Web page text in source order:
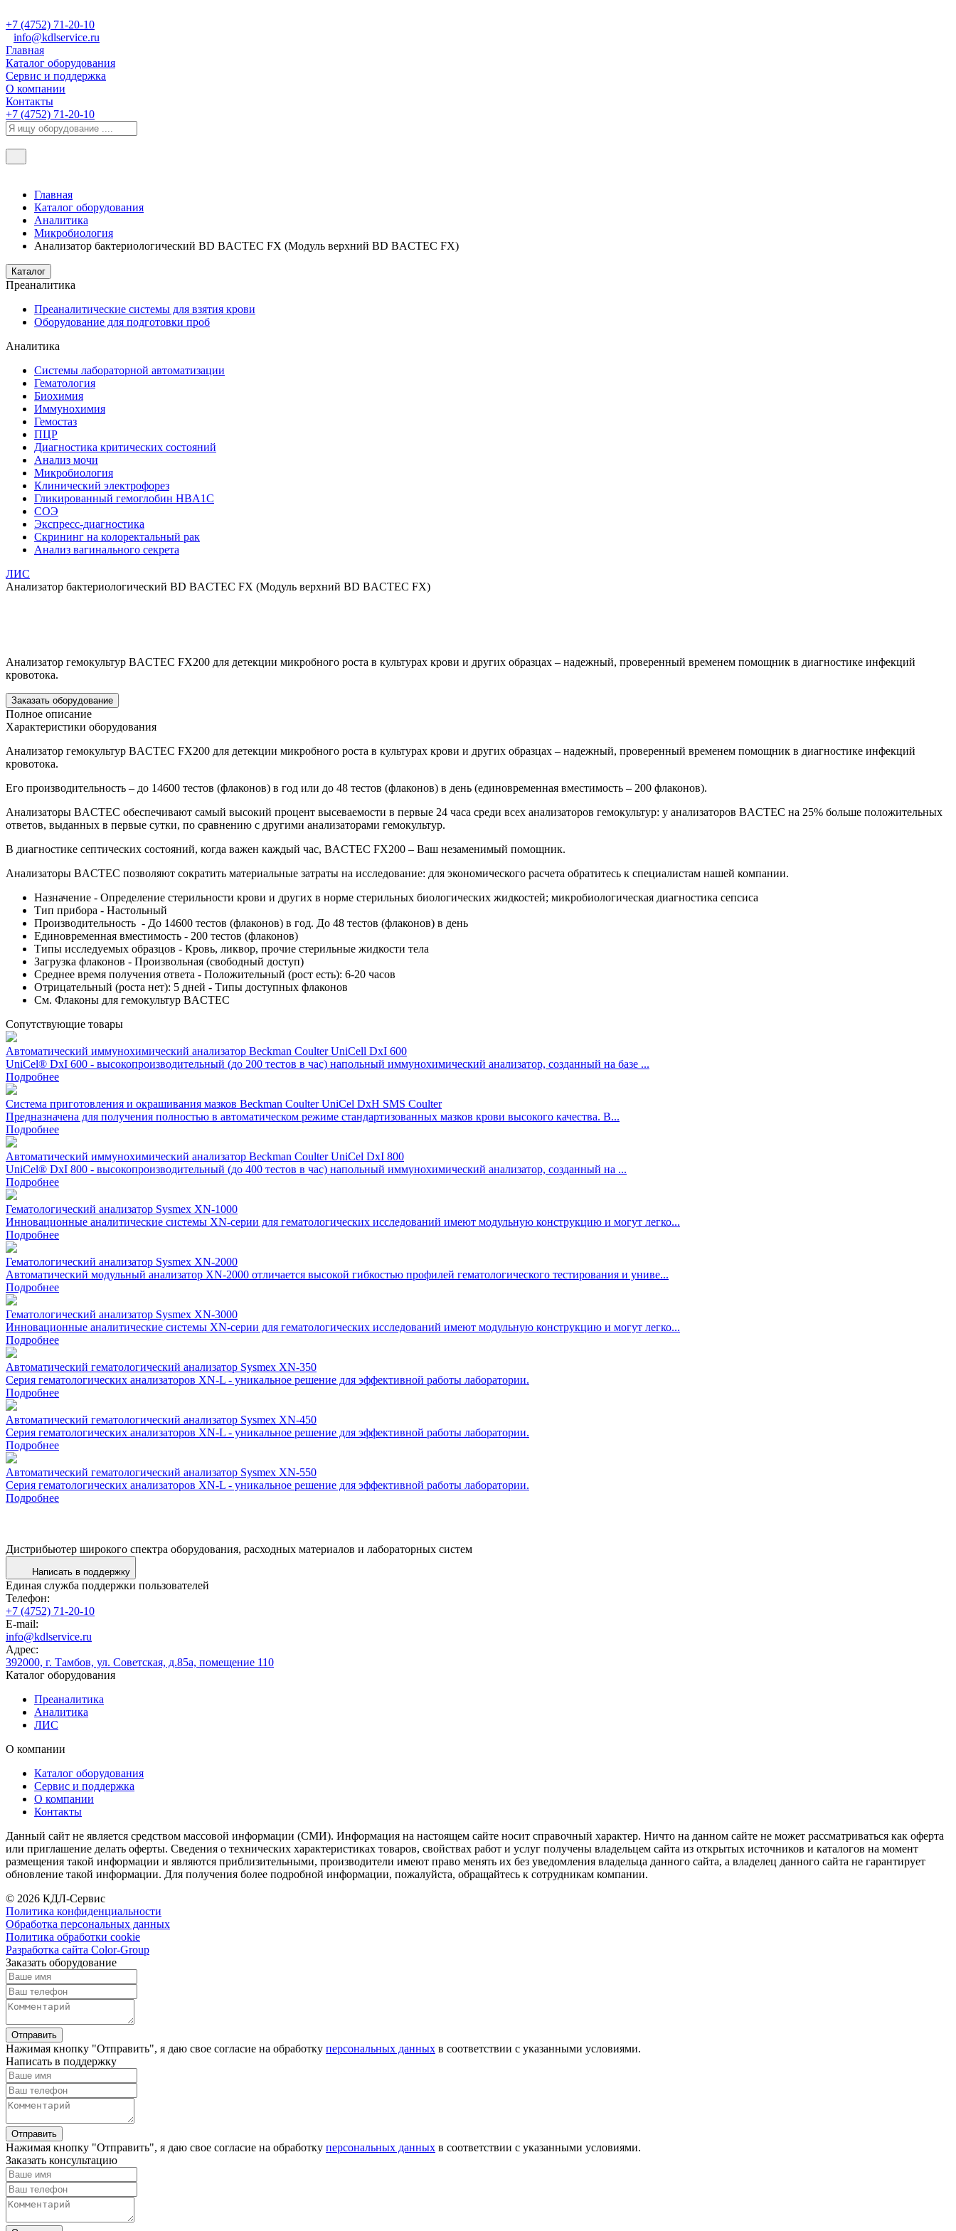
+7 (4752) 71-20-10
info@kdlservice.ru
Главная
Каталог оборудования
Сервис и поддержка
О компании
Контакты
+7 (4752) 71-20-10
Главная
Каталог оборудования
Аналитика
Микробиология
Анализатор бактериологический BD BACTEC FX (Модуль верхний BD BACTEC FX)
Каталог
Преаналитика
Преаналитические системы для взятия крови
Оборудование для подготовки проб
Аналитика
Системы лабораторной автоматизации
Гематология
Биохимия
Иммунохимия
Гемостаз
ПЦР
Диагностика критических состояний
Анализ мочи
Микробиология
Клинический электрофорез
Гликированный гемоглобин HBA1C
СОЭ
Экспресс-диагностика
Скрининг на колоректальный рак
Анализ вагинального секрета
ЛИС
Анализатор бактериологический BD BACTEC FX (Модуль верхний BD BACTEC FX)
Анализатор гемокультур BACTEC FX200 для детекции микробного роста в культурах крови и других образцах – надежный, проверенный временем помощник в диагностике инфекций
кровотока.
Заказать оборудование
Полное описание
Характеристики оборудования
Анализатор гемокультур BACTEC FX200 для детекции микробного роста в культурах крови и других образцах – надежный, проверенный временем помощник в диагностике инфекций
кровотока.
Его производительность – до 14600 тестов (флаконов) в год или до 48 тестов (флаконов) в день (единовременная вместимость – 200 флаконов).
Анализаторы BACTEC обеспечивают самый высокий процент высеваемости в первые 24 часа среди всех анализаторов гемокультур: у анализаторов BACTEC на 25% больше положительных
ответов, выданных в первые сутки, по сравнению с другими анализаторами гемокультур.
В диагностике септических состояний, когда важен каждый час, BACTEC FX200 – Ваш незаменимый помощник.
Анализаторы BACTEC позволяют сократить материальные затраты на исследование: для экономического расчета обратитесь к специалистам нашей компании.
Назначение - Определение стерильности крови и других в норме стерильных биологических жидкостей; микробиологическая диагностика сепсиса
Тип прибора - Настольный
Производительность - До 14600 тестов (флаконов) в год. До 48 тестов (флаконов) в день
Единовременная вместимость - 200 тестов (флаконов)
Типы исследуемых образцов - Кровь, ликвор, прочие стерильные жидкости тела
Загрузка флаконов - Произвольная (свободный доступ)
Среднее время получения ответа - Положительный (рост есть): 6-20 часов
Отрицательный (роста нет): 5 дней - Типы доступных флаконов
См. Флаконы для гемокультур BACTEC
Сопутствующие товары
Автоматический иммунохимический анализатор Beckman Coulter UniCell DxI 600
UniCel® DxI 600 - высокопроизводительный (до 200 тестов в час) напольный иммунохимический анализатор, созданный на базе ...
Подробнее
Система приготовления и окрашивания мазков Beckman Coulter UniCel DxH SMS Coulter
Предназначена для получения полностью в автоматическом режиме стандартизованных мазков крови высокого качества. В...
Подробнее
Автоматический иммунохимический анализатор Beckman Coulter UniCel DxI 800
UniCel® DxI 800 - высокопроизводительный (до 400 тестов в час) напольный иммунохимический анализатор, созданный на ...
Подробнее
Гематологический анализатор Sysmex XN-1000
Инновационные аналитические системы ХN-серии для гематологических исследований имеют модульную конструкцию и могут легко...
Подробнее
Гематологический анализатор Sysmex XN-2000
Автоматический модульный анализатор XN-2000 отличается высокой гибкостью профилей гематологического тестирования и униве...
Подробнее
Гематологический анализатор Sysmex XN-3000
Инновационные аналитические системы ХN-серии для гематологических исследований имеют модульную конструкцию и могут легко...
Подробнее
Автоматический гематологический анализатор Sysmex XN-350
Cерия гематологических анализаторов XN-L - уникальное решение для эффективной работы лаборатории.
Подробнее
Автоматический гематологический анализатор Sysmex XN-450
Cерия гематологических анализаторов XN-L - уникальное решение для эффективной работы лаборатории.
Подробнее
Автоматический гематологический анализатор Sysmex XN-550
Cерия гематологических анализаторов XN-L - уникальное решение для эффективной работы лаборатории.
Подробнее
Дистрибьютер широкого спектра оборудования, расходных материалов и лабораторных систем
Написать в поддержку
Единая служба поддержки пользователей
Телефон:
+7 (4752) 71-20-10
E-mail:
info@kdlservice.ru
Адрес:
392000, г. Тамбов, ул. Советская, д.85а, помещение 110
Каталог оборудования
Преаналитика
Аналитика
ЛИС
О компании
Каталог оборудования
Сервис и поддержка
О компании
Контакты
Данный сайт не является средством массовой информации (СМИ). Информация на настоящем сайте носит справочный характер. Ничто на данном сайте не может рассматриваться как оферта
или приглашение делать оферты. Сведения о технических характеристиках товаров, свойствах работ и услуг получены владельцем сайта из открытых источников и каталогов на момент
размещения такой информации и являются приблизительными, производители имеют право менять их без уведомления владельца данного сайта, а владелец данного сайта не гарантирует
обновление такой информации. Для получения более подробной информации, пожалуйста, обращайтесь к сотрудникам компании.
© 2026 КДЛ-Сервис
Политика конфиденциальности
Обработка персональных данных
Политика обработки cookie
Разработка сайта Color-Group
Заказать оборудование
Отправить
Нажимая кнопку "Отправить", я даю свое согласие на обработку персональных данных в соответствии с указанными условиями.
Написать в поддержку
Отправить
Нажимая кнопку "Отправить", я даю свое согласие на обработку персональных данных в соответствии с указанными условиями.
Заказать консультацию